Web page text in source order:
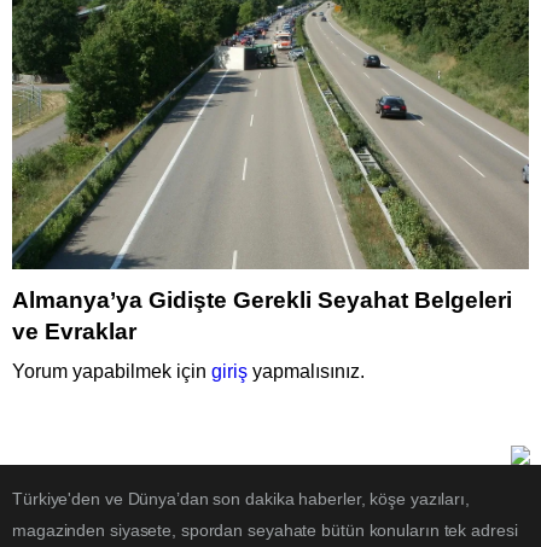
Almanya’ya Gidişte Gerekli Seyahat Belgeleri
ve Evraklar
Yorum yapabilmek için giriş yapmalısınız.
Türkiye'den ve Dünya’dan son dakika haberler, köşe yazıları,
magazinden siyasete, spordan seyahate bütün konuların tek adresi